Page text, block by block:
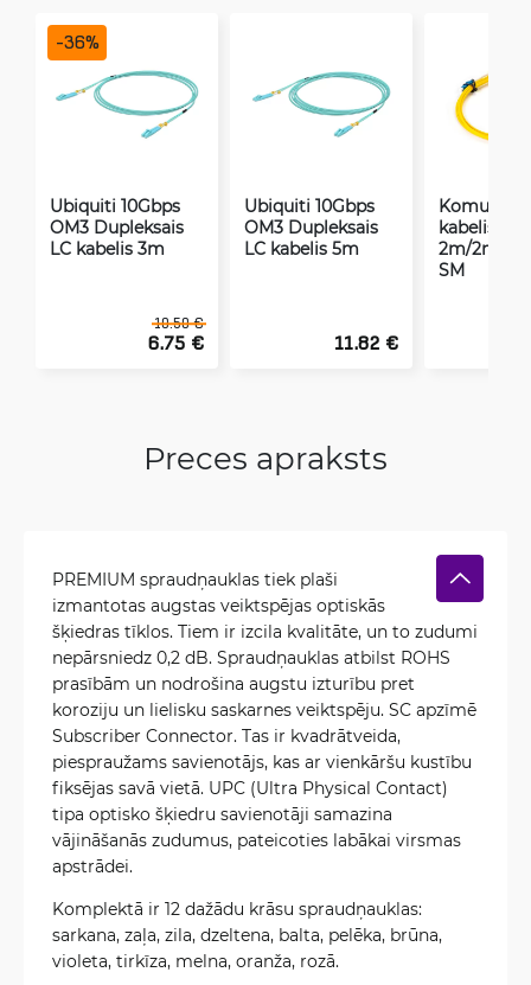
Ubiquiti 10Gbps
OM3 Dupleksais
LC kabelis 3m
10.50 €
6.75 €
-36%
Ubiquiti 10Gbps
OM3 Dupleksais
LC kabelis 5m
11.82 €
kabelis LC-
2m/2mm
SM
Preces apraksts
PREMIUM spraudņauklas tiek plaši
izmantotas augstas veiktspējas optiskās
šķiedras tīklos. Tiem ir izcila kvalitāte, un to zudumi
nepārsniedz 0,2 dB. Spraudņauklas atbilst ROHS
prasībām un nodrošina augstu izturību pret
koroziju un lielisku saskarnes veiktspēju. SC apzīmē
Subscriber Connector. Tas ir kvadrātveida,
piespraužams savienotājs, kas ar vienkāršu kustību
fiksējas savā vietā. UPC (Ultra Physical Contact)
tipa optisko šķiedru savienotāji samazina
vājināšanās zudumus, pateicoties labākai virsmas
apstrādei.
Komplektā ir 12 dažādu krāsu spraudņauklas:
sarkana, zaļa, zila, dzeltena, balta, pelēka, brūna,
violeta, tirkīza, melna, oranža, rozā.